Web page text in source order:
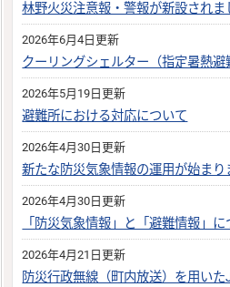
林野火災注意報・警報が新設されま
2026年6月4日更新
クーリングシェルター（指定暑熱避
2026年5月19日更新
避難所における対応について
2026年4月30日更新
新たな防災気象情報の運用が始まり
2026年4月30日更新
「防災気象情報」と「避難情報」に
2026年4月21日更新
防災行政無線（町内放送）を用い